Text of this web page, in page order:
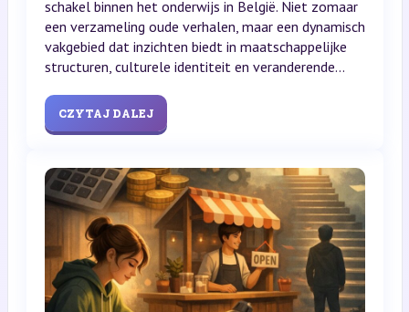
schakel binnen het onderwijs in België. Niet zomaar
een verzameling oude verhalen, maar een dynamisch
vakgebied dat inzichten biedt in maatschappelijke
structuren, culturele identiteit en veranderende...
CZYTAJ DALEJ